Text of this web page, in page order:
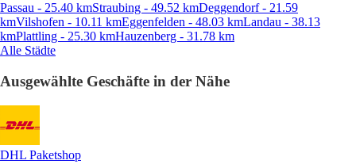
Passau - 25.40 kmStraubing - 49.52 kmDeggendorf - 21.59
kmVilshofen - 10.11 kmEggenfelden - 48.03 kmLandau - 38.13
kmPlattling - 25.30 kmHauzenberg - 31.78 km
Alle Städte
Ausgewählte Geschäfte in der Nähe
DHL Paketshop